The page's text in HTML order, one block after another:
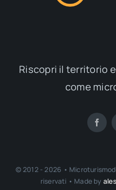
Riscopri il territorio
come
© 2012 - 2026 •
riservati • Made by